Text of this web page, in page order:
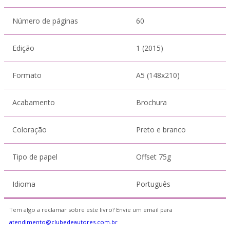
Número de páginas 60
Edição 1 (2015)
Formato A5 (148x210)
Acabamento Brochura
Coloração Preto e branco
Tipo de papel Offset 75g
Idioma Português
Tem algo a reclamar sobre este livro? Envie um email para
atendimento@clubedeautores.com.br